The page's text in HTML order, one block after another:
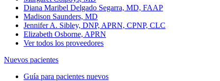
Diana Maribel Delgado Segarra, MD, FAAP
Madison Saunders, MD
Jennifer A. Sibley, DNP, APRN, CPNP, CLC
Elizabeth Osborne, APRN
Ver todos los proveedores
Nuevos pacientes
Guía para pacientes nuevos